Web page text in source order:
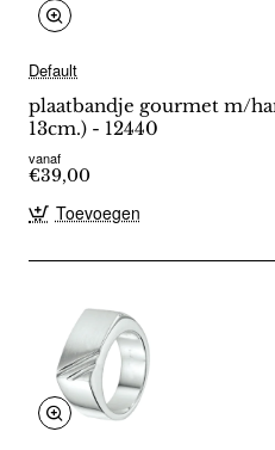
Default
plaatbandje gourmet m/
13cm.) - 12440
vanaf
€39,00
Toevoegen